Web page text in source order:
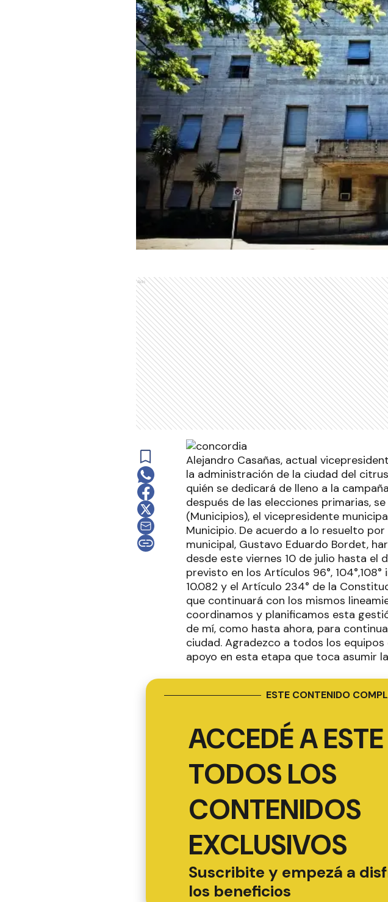
Ads
Alejandro Casañas, actual
la administración de la ciudad del
quién se dedicará de lleno a la
después de las elecciones primarias,
(Municipios), el vicepresidente
Municipio. De acuerdo a lo resuelto
municipal, Gustavo Eduardo Bordet,
desde este viernes 10 de julio hasta el
previsto en los Artículos 96°,
10.082 y el Artículo 234° de la
que continuará con los mismos
coordinamos y planificamos esta
de mí, como hasta ahora, para
ciudad. Agradezco a todos los
apoyo en esta etapa que toca asumir
ESTE CONTENIDO
ACCEDÉ A
TODOS LOS
CONTENIDOS
EXCLUSIVOS
Suscribite y empezá a
los beneficios